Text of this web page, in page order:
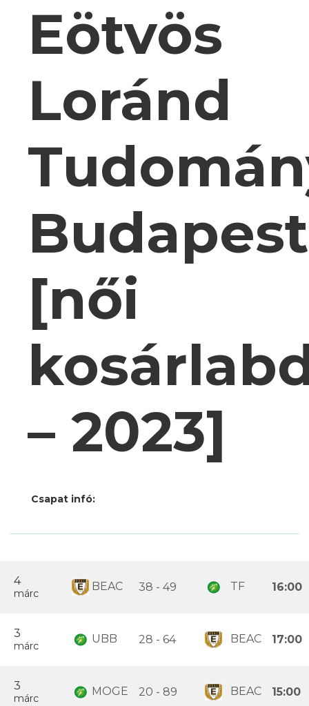
Eötvös
Loránd
Budapest
[női
– 2023]
Csapat infó:
4
márc
BEAC 38 - 49 TF 16:00
3
márc
UBB 28 - 64 BEAC 17:00
3
márc
MOGE 20 - 89 BEAC 15:00